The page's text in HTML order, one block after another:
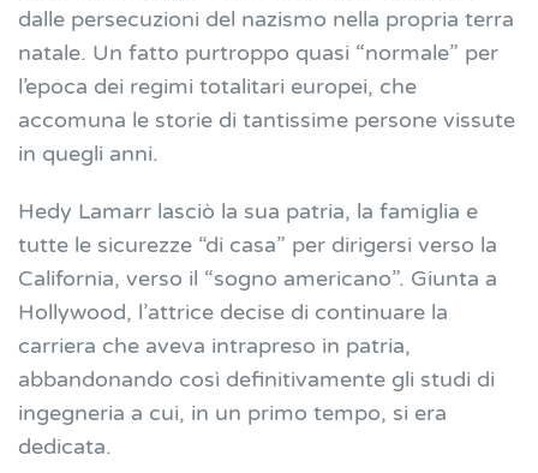
dalle persecuzioni del nazismo nella propria terra
natale. Un fatto purtroppo quasi “normale” per
l’epoca dei regimi totalitari europei, che
accomuna le storie di tantissime persone vissute
in quegli anni.
Hedy Lamarr lasciò la sua patria, la famiglia e
tutte le sicurezze “di casa” per dirigersi verso la
California, verso il “sogno americano”. Giunta a
Hollywood, l’attrice decise di continuare la
carriera che aveva intrapreso in patria,
abbandonando così definitivamente gli studi di
ingegneria a cui, in un primo tempo, si era
dedicata.